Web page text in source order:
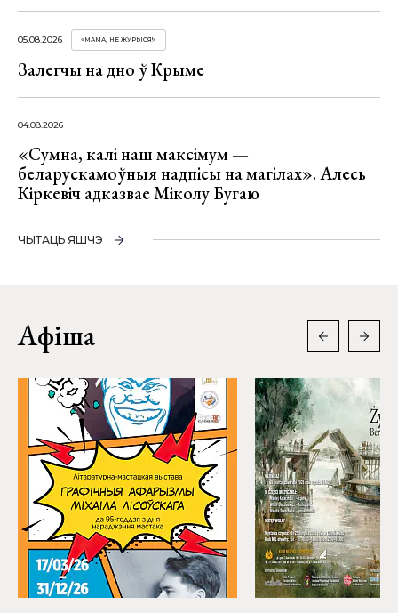
05.08.2026 «МАМА, НЕ ЖУРЫСЯ!»
Залегчы на дно ў Крыме
04.08.2026
«Сумна, калі наш максімум —
беларускамоўныя надпісы на магілах». Алесь
Кіркевіч адказвае Міколу Бугаю
ЧЫТАЦЬ ЯШЧЭ
Афіша